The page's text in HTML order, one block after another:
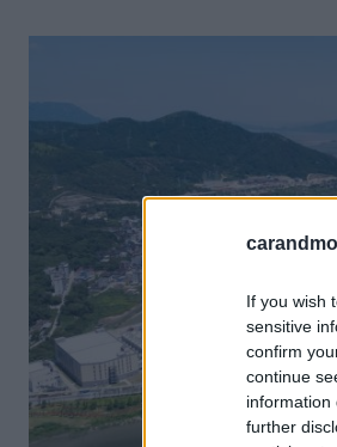
If you wish
sensitive
confirm
continue
information
further